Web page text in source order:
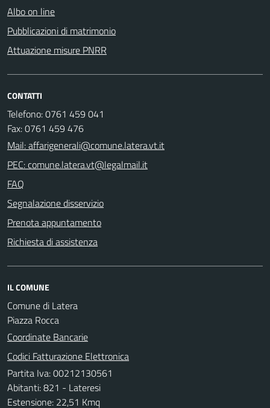
Albo on line
Pubblicazioni di matrimonio
Attuazione misure PNRR
CONTATTI
Telefono: 0761 459 041
Fax: 0761 459 476
Mail: affarigenerali@comune.latera.vt.it
PEC: comune.latera.vt@legalmail.it
FAQ
Segnalazione disservizio
Prenota appuntamento
Richiesta di assistenza
IL COMUNE
Comune di Latera
Piazza Rocca
Coordinate Bancarie
Codici Fatturazione Elettronica
Partita Iva: 00212130561
Abitanti: 821 - Lateresi
Estensione: 22,51 Kmq